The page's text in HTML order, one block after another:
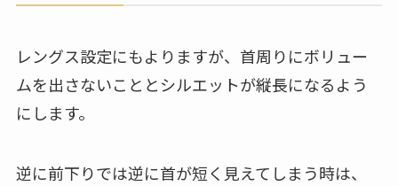
レングス設定にもよりますが、首周りにボリュー
ムを出さないこととシルエットが縦長になるよう
にします。
逆に前下りでは逆に首が短く見えてしまう時は、